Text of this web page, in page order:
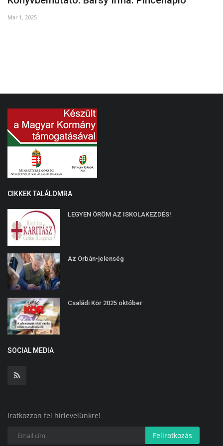
Mar 1, 2025
CIKKEK TALÁLOMRA
LEGYEN ÖRÖM AZ ISKOLAKEZDÉS!
Az Orbán-jelenség
Családi Kör 2025 október
SOCIAL MEDIA
Iratkozzon fel hírlevelünkre!
Feliratkozás